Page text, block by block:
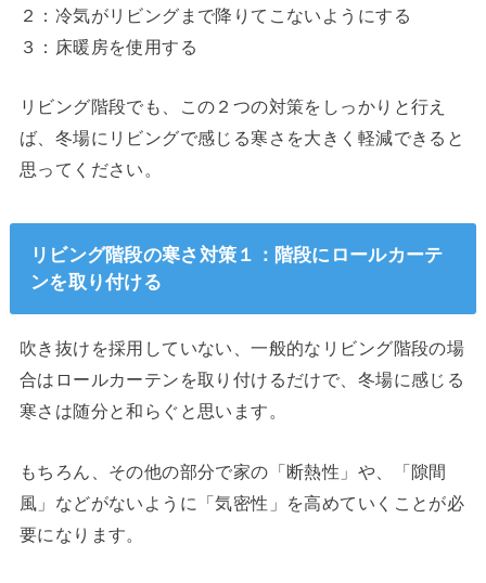
２：冷気がリビングまで降りてこないようにする
３：床暖房を使用する
リビング階段でも、この２つの対策をしっかりと行え
ば、冬場にリビングで感じる寒さを大きく軽減できると
思ってください。
リビング階段の寒さ対策１：階段にロールカーテ
ンを取り付ける
吹き抜けを採用していない、一般的なリビング階段の場
合はロールカーテンを取り付けるだけで、冬場に感じる
寒さは随分と和らぐと思います。
もちろん、その他の部分で家の「断熱性」や、「隙間
風」などがないように「気密性」を高めていくことが必
要になります。